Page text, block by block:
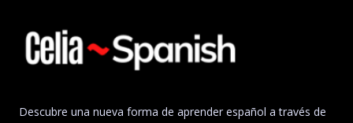
Descubre una nueva forma de aprender español a través de